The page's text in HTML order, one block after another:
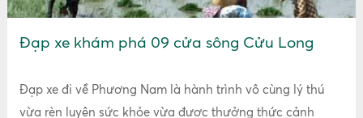
Đạp xe khám phá 09 cửa sông Cửu Long
Đạp xe đi về Phương Nam là hành trình vô cùng lý thú
vừa rèn luyện sức khỏe vừa được thưởng thức cảnh